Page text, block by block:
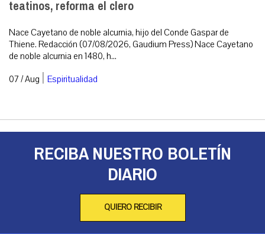
teatinos, reforma el clero
Nace Cayetano de noble alcurnia, hijo del Conde Gaspar de
Thiene. Redacción (07/08/2026, Gaudium Press) Nace Cayetano
de noble alcurnia en 1480, h...
07 / Aug | Espiritualidad
RECIBA NUESTRO BOLETÍN
DIARIO
QUIERO RECIBIR